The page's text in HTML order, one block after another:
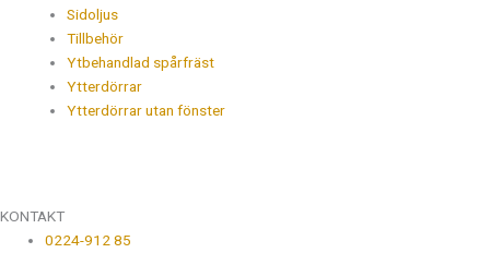
Sidoljus
Tillbehör
Ytbehandlad spårfräst
Ytterdörrar
Ytterdörrar utan fönster
KONTAKT
0224-912 85